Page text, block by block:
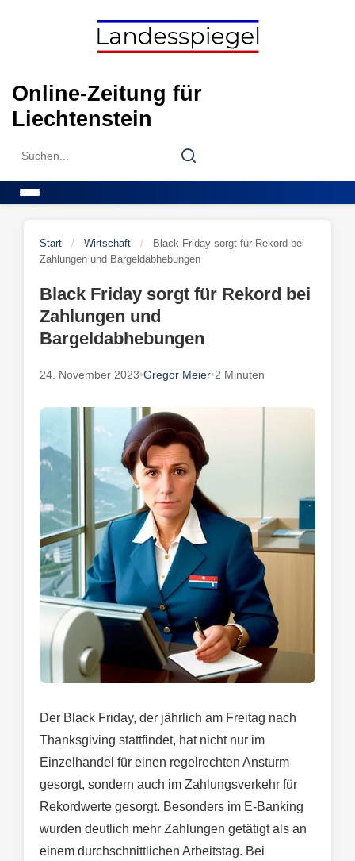
Online-Zeitung für
Liechtenstein
Search
Search
Start / Wirtschaft /
Black Friday sorgt für Rekord bei
Zahlungen und Bargeldabhebungen
Black Friday sorgt für Rekord bei
Zahlungen und
Bargeldabhebungen
24. November 2023•Gregor Meier•2 Minuten
Der Black Friday, der jährlich am Freitag nach
Thanksgiving stattfindet, hat nicht nur im
Einzelhandel für einen regelrechten Ansturm
gesorgt, sondern auch im Zahlungsverkehr für
Rekordwerte gesorgt. Besonders im E-Banking
wurden deutlich mehr Zahlungen getätigt als an
einem durchschnittlichen Arbeitstag. Bei